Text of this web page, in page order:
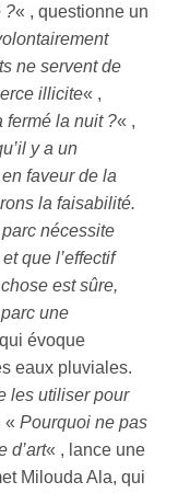
?« , questionne un
ne servent de
illicite« ,
fermé la nuit ?« ,
y a un
faveur de la
la faisabilité.
nécessite
que l’effectif
est sûre,
une
évoque
eaux pluviales.
les utiliser pour
« Pourquoi ne pas
d’art« , lance une
Milouda Ala, qui